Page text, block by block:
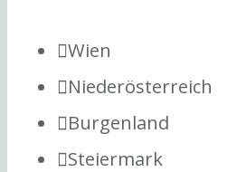
Wien
Niederösterreich
Burgenland
Steiermark